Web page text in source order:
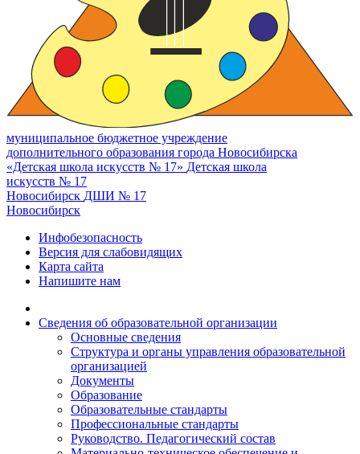
муниципальное бюджетное учреждение
дополнительного образования города Новосибирска
«Детская школа искусств № 17» Детская школа
искусств № 17
Новосибирск ДШИ № 17
Новосибирск
Инфобезопасность
Версия для слабовидящих
Карта сайта
Напишите нам
Сведения об образовательной организации
Основные сведения
Структура и органы управления образовательной
организацией
Документы
Образование
Образовательные стандарты
Профессиональные стандарты
Руководство. Педагогический состав